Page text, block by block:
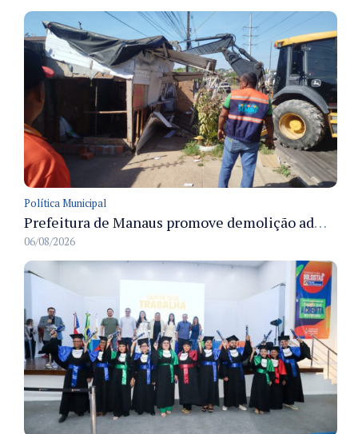
Política Municipal
Prefeitura de Manaus promove demolição administrativa de cinco estruturas que ocupavam calçada pública
06/08/2026